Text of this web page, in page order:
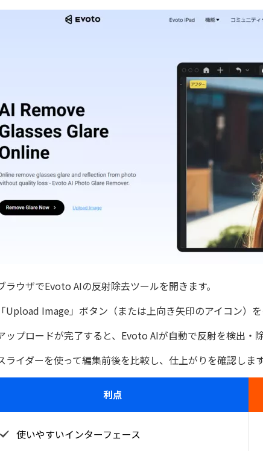
ラウザでEvoto AIの反射除去ツールを開きます。
Upload Image」ボタン（または上向き矢印のアイコン）
ップロードが完了すると、Evoto AIが自動で反射を検出・除
ライダーを使って編集前後を比較し、仕上がりを確認します
利点
使いやすいインターフェース